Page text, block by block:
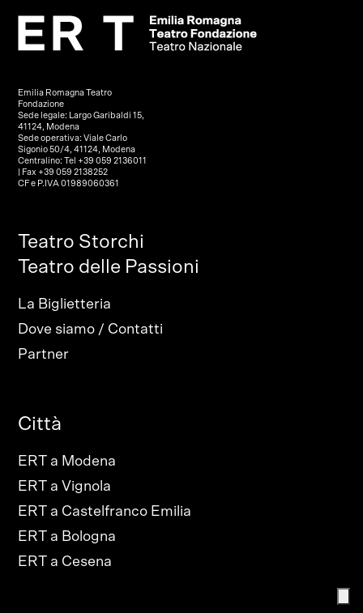
Emilia Romagna Teatro
Fondazione
Sede legale: Largo Garibaldi 15,
41124, Modena
Sede operativa: Viale Carlo
Sigonio 50/4, 41124, Modena
Centralino: Tel +39 059 2136011
| Fax +39 059 2138252
CF e P.IVA 01989060361
Teatro Storchi
Teatro delle Passioni
La Biglietteria
Dove siamo / Contatti
Partner
Città
ERT a Modena
ERT a Vignola
ERT a Castelfranco Emilia
ERT a Bologna
ERT a Cesena